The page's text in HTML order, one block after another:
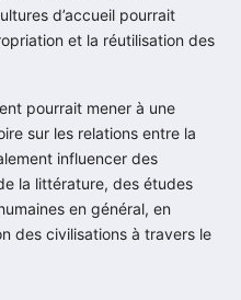
d’accueil pourrait
et la réutilisation des
pourrait mener à une
sur les relations entre la
influencer des
la littérature, des études
en général, en
des civilisations à travers le